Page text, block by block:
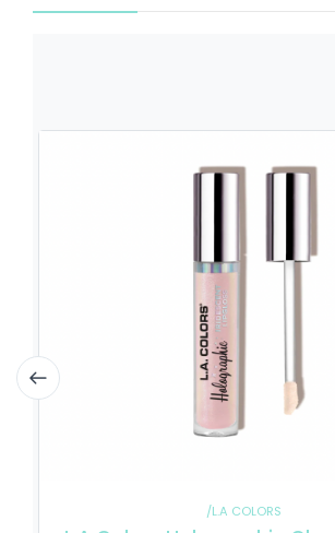
/L.A COLORS